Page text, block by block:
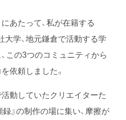
あたって、私が在籍する
大学、地元鎌倉で活動する学
この3つのコミュニティから
依頼しました。
動していたクリエイターた
』の制作の場に集い、摩擦が